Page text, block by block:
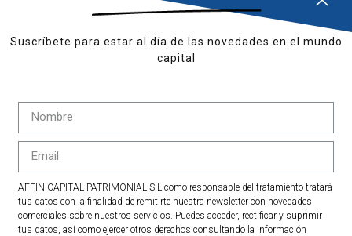
preguntas para responder y sin la ayuda de un experto
en inversiones y en financiación las probabilidades de
pérdida son muy elevadas.
inversiones y si hay que hacer algún cambio o
mantenerlo tal y como está.
La economía y los mercados son vivos y por lo tanto
también tenemos que adaptar nuestras inversiones si
fuera necesario, en este sentido la ayuda de un
profesional es clave para ello.
Suscríbete para estar al día de las novedades en el mundo
capital
AFFIN CAPITAL PATRIMONIAL S.L como responsable del tratamiento tratará
tus datos con la finalidad de remitirte nuestra newsletter con novedades
comerciales sobre nuestros servicios. Puedes acceder, rectificar y suprimir
tus datos, así como ejercer otros derechos consultando la información